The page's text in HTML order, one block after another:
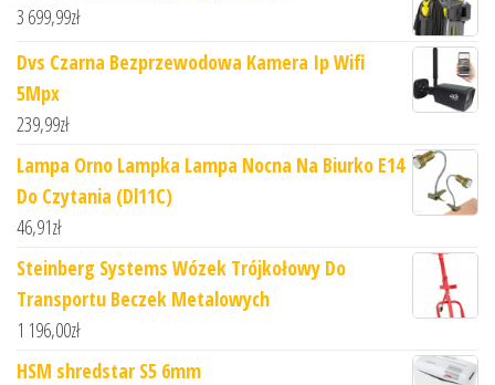
3 699,99zł
Dvs Czarna Bezprzewodowa Kamera Ip Wifi
5Mpx
239,99zł
Lampa Orno Lampka Lampa Nocna Na Biurko E14
Do Czytania (Dl11C)
46,91zł
Steinberg Systems Wózek Trójkołowy Do
Transportu Beczek Metalowych
1 196,00zł
HSM shredstar S5 6mm